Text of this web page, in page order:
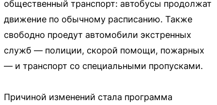
общественный транспорт: автобусы продолжат
движение по обычному расписанию. Также
свободно проедут автомобили экстренных
служб — полиции, скорой помощи, пожарных
— и транспорт со специальными пропусками.
Причиной изменений стала программа